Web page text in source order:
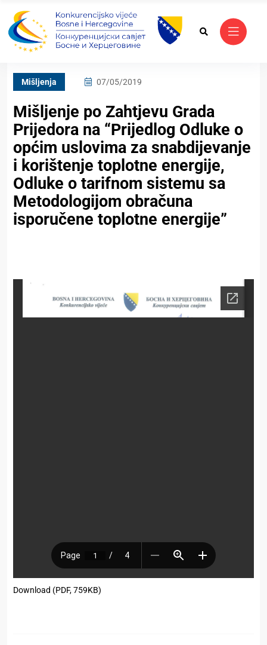
Mišljenja 07/05/2019
Mišljenje po Zahtjevu Grada
Prijedora na “Prijedlog Odluke o
općim uslovima za snabdijevanje
i korištenje toplotne energije,
Odluke o tarifnom sistemu sa
Metodologijom obračuna
isporučene toplotne energije”
Download (PDF, 759KB)